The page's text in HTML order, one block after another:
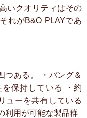
いクオリティはその
れがB&O PLAYであ
つある。
・バング＆
保持している
・約
ューを共有している
利用が可能な製品群